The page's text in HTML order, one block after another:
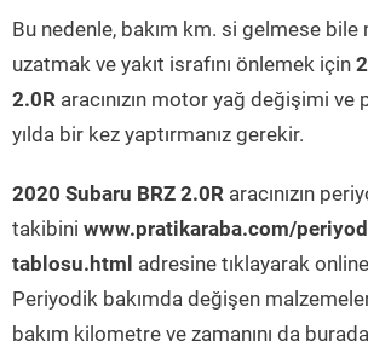
Bu nedenle, bakım km. si gelmese
uzatmak ve yakıt israfını önlemek için
2.0R aracınızın motor yağ değişimi ve
yılda bir kez yaptırmanız gerekir.
2020 Subaru BRZ 2.0R aracınızın
takibini www.pratikaraba.com/
tablosu.html adresine tıklayarak
Periyodik bakımda değişen
bakım kilometre ve zamanını da